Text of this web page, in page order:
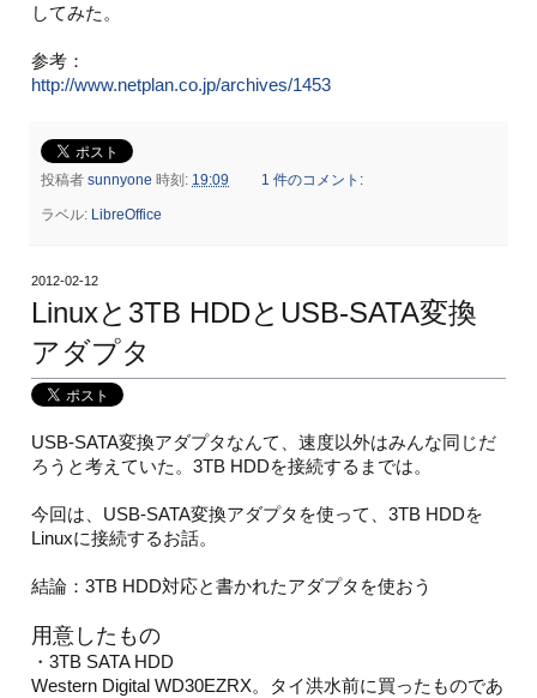
してみた。
参考：
http://www.netplan.co.jp/archives/1453
投稿者 sunnyone 時刻: 19:09 1 件のコメント:
ラベル: LibreOffice
2012-02-12
Linuxと3TB HDDとUSB-SATA変換
アダプタ
USB-SATA変換アダプタなんて、速度以外はみんな同じだ
ろうと考えていた。3TB HDDを接続するまでは。
今回は、USB-SATA変換アダプタを使って、3TB HDDを
Linuxに接続するお話。
結論：3TB HDD対応と書かれたアダプタを使おう
用意したもの
・3TB SATA HDD
Western Digital WD30EZRX。タイ洪水前に買ったものであ